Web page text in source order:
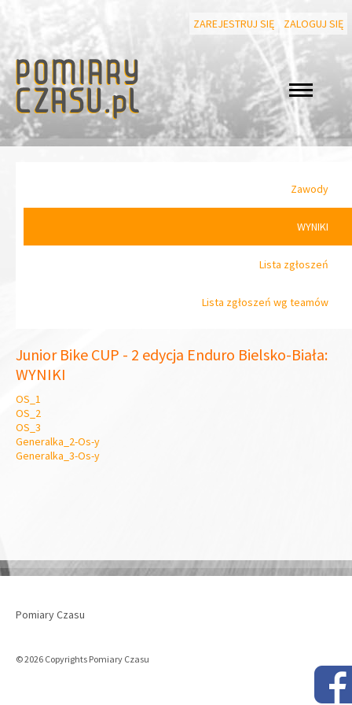
ZAREJESTRUJ SIĘ ZALOGUJ SIĘ
Zawody
WYNIKI
Lista zgłoszeń
Lista zgłoszeń wg teamów
Junior Bike CUP - 2 edycja Enduro Bielsko-Biała:
WYNIKI
OS_1
OS_2
OS_3
Generalka_2-Os-y
Generalka_3-Os-y
Pomiary Czasu
© 2026 Copyrights Pomiary Czasu